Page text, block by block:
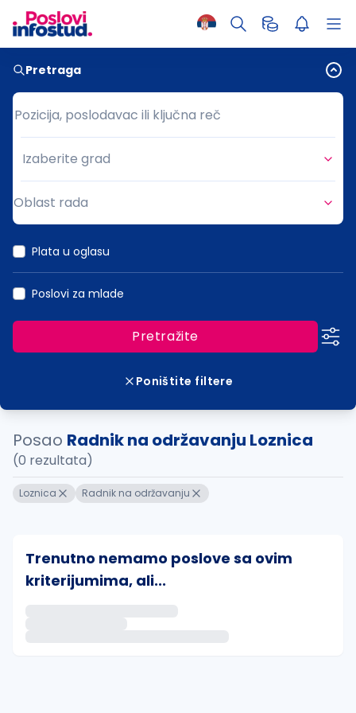
Pretraga
Pozicija, poslodavac ili ključna reč
Pozicija, poslodavac ili ključna reč
Grad
Izaberite grad
Oblast rada
Plata u oglasu
Poslovi za mlade
Pretražite
Poništite filtere
Posao Radnik na održavanju Loznica
(0 rezultata)
Loznica Radnik na održavanju
Trenutno nemamo poslove sa ovim
kriterijumima, ali...